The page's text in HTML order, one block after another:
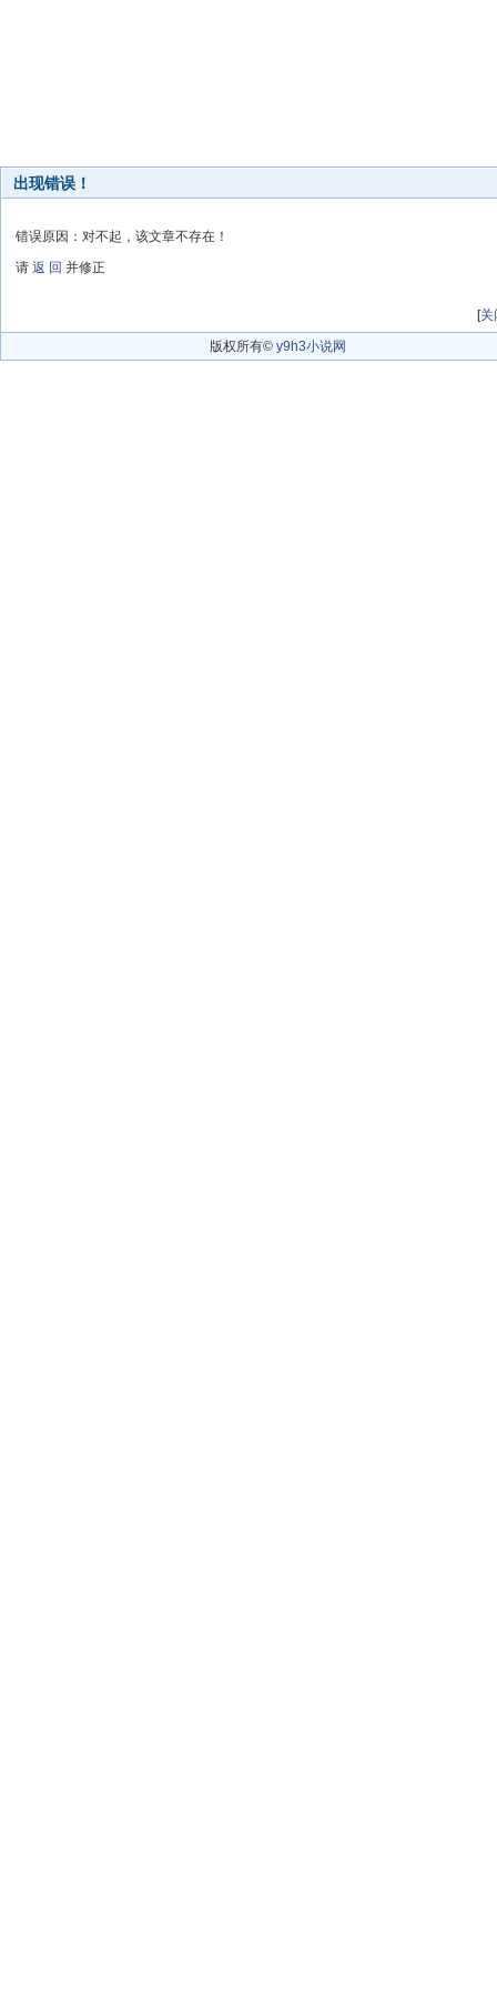
出现错误！
错误原因：对不起，该文章不存在！
请 返 回 并修正
[关
版权所有© y9h3小说网